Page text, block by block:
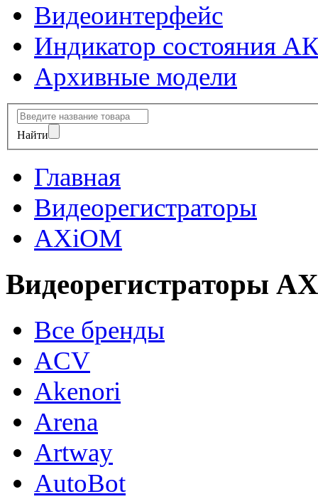
Видеоинтерфейс
Индикатор состояния
Архивные модели
Найти
Главная
Видеорегистраторы
AXiOM
Видеорегистраторы
Все бренды
ACV
Akenori
Arena
Artway
AutoBot